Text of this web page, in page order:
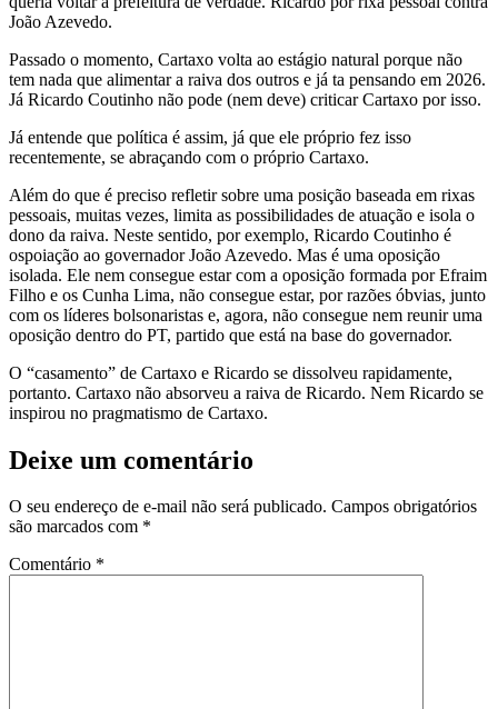
João Azevedo.
Passado o momento, Cartaxo volta ao estágio natural porque não
tem nada que alimentar a raiva dos outros e já ta pensando em 2026.
Já Ricardo Coutinho não pode (nem deve) criticar Cartaxo por isso.
Já entende que política é assim, já que ele próprio fez isso
recentemente, se abraçando com o próprio Cartaxo.
Além do que é preciso refletir sobre uma posição baseada em rixas
pessoais, muitas vezes, limita as possibilidades de atuação e isola o
dono da raiva. Neste sentido, por exemplo, Ricardo Coutinho é
ospoiação ao governador João Azevedo. Mas é uma oposição
isolada. Ele nem consegue estar com a oposição formada por Efraim
Filho e os Cunha Lima, não consegue estar, por razões óbvias, junto
com os líderes bolsonaristas e, agora, não consegue nem reunir uma
oposição dentro do PT, partido que está na base do governador.
O “casamento” de Cartaxo e Ricardo se dissolveu rapidamente,
portanto. Cartaxo não absorveu a raiva de Ricardo. Nem Ricardo se
inspirou no pragmatismo de Cartaxo.
Deixe um comentário
O seu endereço de e-mail não será publicado. Campos obrigatórios
são marcados com *
Comentário *